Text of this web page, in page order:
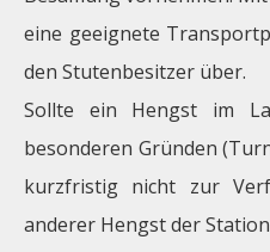
eine geeignete
den Stutenbesitzer über.
Sollte ein Hengst im
besonderen Gründen
kurzfristig nicht zur
anderer Hengst der